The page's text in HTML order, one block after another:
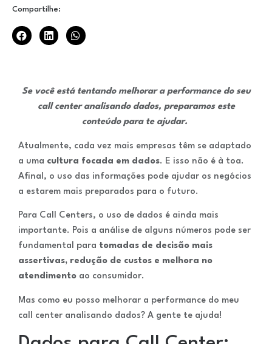
Compartilhe:
Se você está tentando melhorar a performance do seu
call center analisando dados, preparamos este
conteúdo para te ajudar.
Atualmente, cada vez mais empresas têm se adaptado
a uma cultura focada em dados. E isso não é à toa.
Afinal, o uso das informações pode ajudar os negócios
a estarem mais preparados para o futuro.
Para Call Centers, o uso de dados é ainda mais
importante. Pois a análise de alguns números pode ser
fundamental para tomadas de decisão mais
assertivas, redução de custos e melhora no
atendimento ao consumidor.
Mas como eu posso melhorar a performance do meu
call center analisando dados? A gente te ajuda!